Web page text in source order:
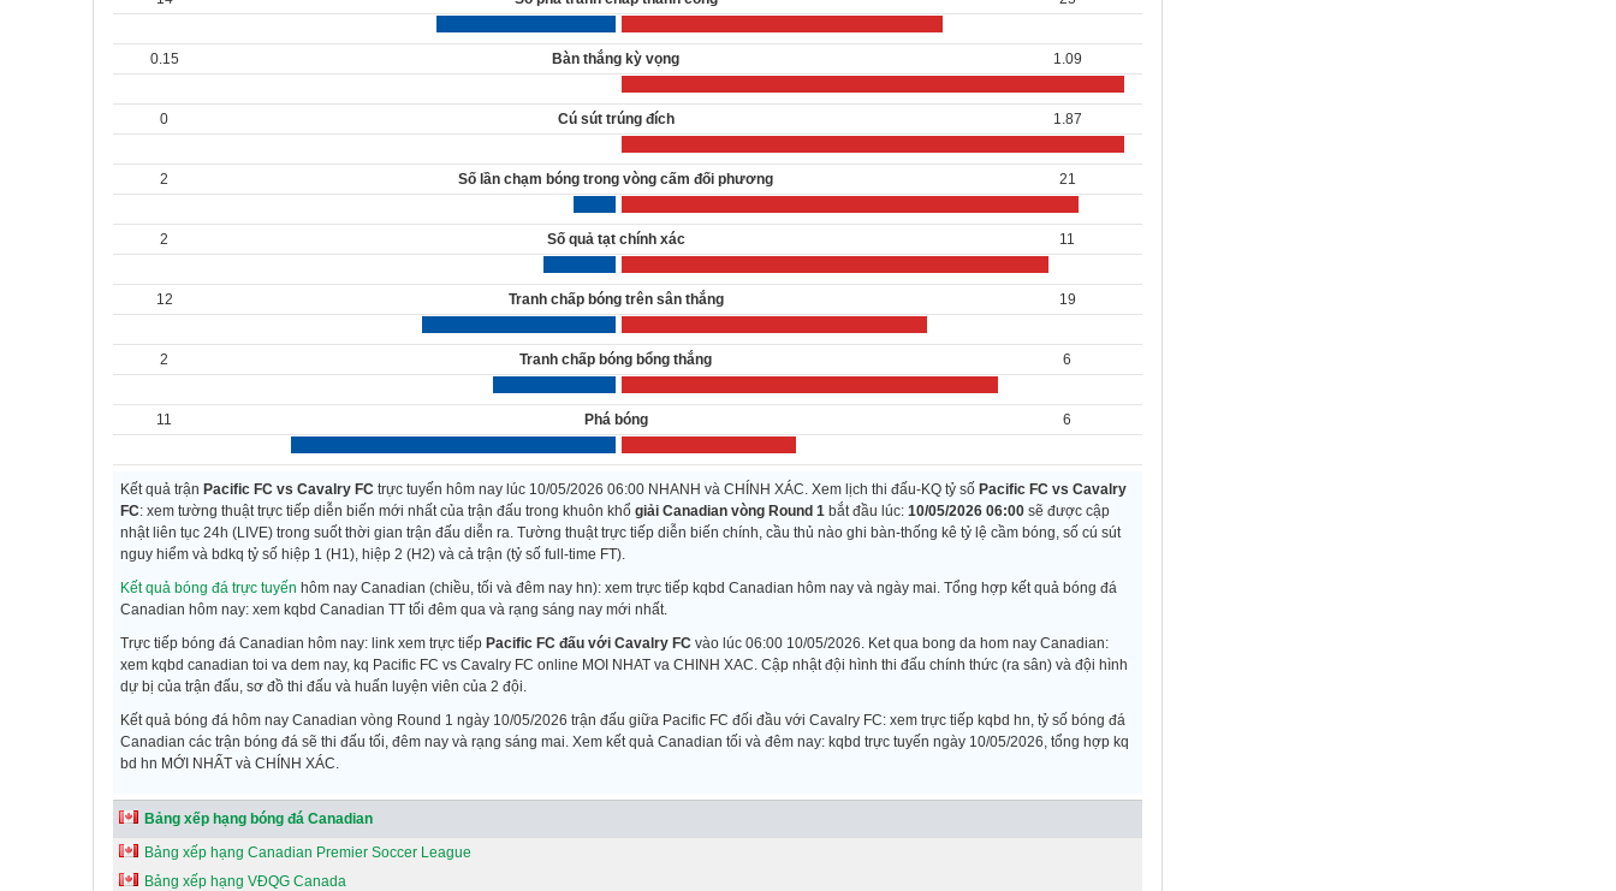
0.15 Bàn thắng kỳ vọng 1.09
0 Cú sút trúng đích 1.87
2 Số lần chạm bóng trong vòng cấm đối phương 21
2 Số quả tạt chính xác 11
12 Tranh chấp bóng trên sân thắng 19
2 Tranh chấp bóng bổng thắng 6
11 Phá bóng 6
Kết quả trận Pacific FC vs Cavalry FC trực tuyến hôm nay lúc 10/05/2026 06:00 NHANH và CHÍNH XÁC. Xem lịch thi đấu-KQ tỷ số Pacific FC vs Cavalry
FC: xem tường thuật trực tiếp diễn biến mới nhất của trận đấu trong khuôn khổ giải Canadian vòng Round 1 bắt đầu lúc: 10/05/2026 06:00 sẽ được cập
nhật liên tục 24h (LIVE) trong suốt thời gian trận đấu diễn ra. Tường thuật trực tiếp diễn biến chính, cầu thủ nào ghi bàn-thống kê tỷ lệ cầm bóng, số cú sút
nguy hiểm và bdkq tỷ số hiệp 1 (H1), hiệp 2 (H2) và cả trận (tỷ số full-time FT).
Kết quả bóng đá trực tuyến hôm nay Canadian (chiều, tối và đêm nay hn): xem trực tiếp kqbd Canadian hôm nay và ngày mai. Tổng hợp kết quả bóng đá
Canadian hôm nay: xem kqbd Canadian TT tối đêm qua và rạng sáng nay mới nhất.
Trực tiếp bóng đá Canadian hôm nay: link xem trực tiếp Pacific FC đấu với Cavalry FC vào lúc 06:00 10/05/2026. Ket qua bong da hom nay Canadian:
xem kqbd canadian toi va dem nay, kq Pacific FC vs Cavalry FC online MOI NHAT va CHINH XAC. Cập nhật đội hình thi đấu chính thức (ra sân) và đội hình
dự bị của trận đấu, sơ đồ thi đấu và huấn luyện viên của 2 đội.
Kết quả bóng đá hôm nay Canadian vòng Round 1 ngày 10/05/2026 trận đấu giữa Pacific FC đối đầu với Cavalry FC: xem trực tiếp kqbd hn, tỷ số bóng đá
Canadian các trận bóng đá sẽ thi đấu tối, đêm nay và rạng sáng mai. Xem kết quả Canadian tối và đêm nay: kqbd trực tuyến ngày 10/05/2026, tổng hợp kq
bd hn MỚI NHẤT và CHÍNH XÁC.
Bảng xếp hạng bóng đá Canadian
Bảng xếp hạng Canadian Premier Soccer League
Bảng xếp hạng VĐQG Canada